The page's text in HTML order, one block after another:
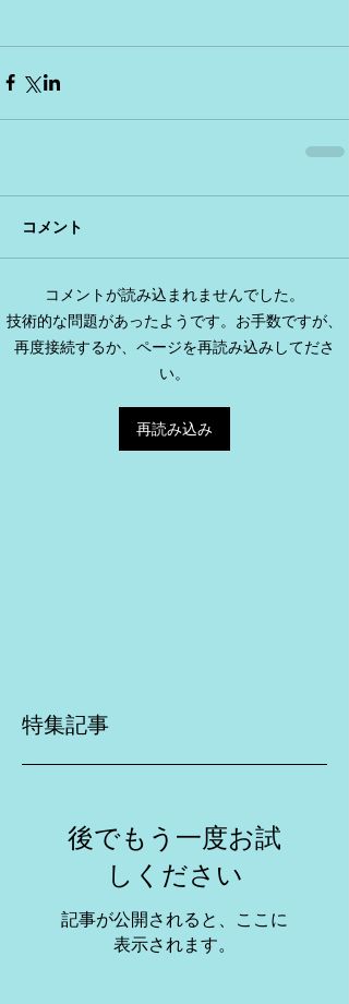
コメント
コメントが読み込まれませんでした。
技術的な問題があったようです。お手数ですが、
再度接続するか、ページを再読み込みしてださ
い。
再読み込み
特集記事
後でもう一度お試
しください
記事が公開されると、ここに
表示されます。